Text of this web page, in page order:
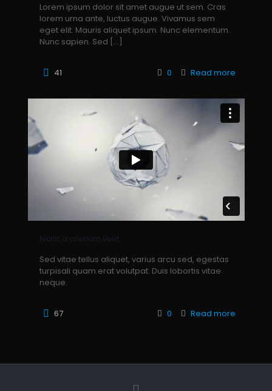
Lorem ipsum dolor sit amet augue ut sem. Cras
lorem urna ante, luctus augue. Vivamus sem
eget elit. Mauris aliquet ipsum. Nunc elementum.
Nunc sapien. Sed […]
41 0 Read more
Nunc a pretium velit
Sed vitae tellus aliquet, varius arcu sed, egestas
turpisali quam erat volutpat. Duis lobortis vitae
neque.
67 0 Read more